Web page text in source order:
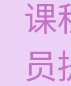
课
员